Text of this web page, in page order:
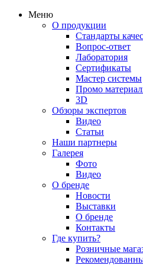
Меню
О продукции
Стандарты
Вопрос-ответ
Лаборатория
Сертификаты
Мастер системы
Промо
3D
Обзоры экспертов
Видео
Статьи
Наши партнеры
Галерея
Фото
Видео
О бренде
Новости
Выставки
О бренде
Контакты
Где купить?
Розничные